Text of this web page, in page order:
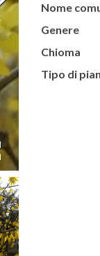
Nome
Genere
Chioma
Tipo di